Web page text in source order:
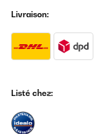
Livraison:
Listé chez: